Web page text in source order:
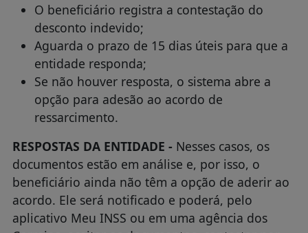
O beneficiário registra a contestação do
desconto indevido;
Aguarda o prazo de 15 dias úteis para que a
entidade responda;
Se não houver resposta, o sistema abre a
opção para adesão ao acordo de
ressarcimento.
RESPOSTAS DA ENTIDADE - Nesses casos, os
documentos estão em análise e, por isso, o
beneficiário ainda não têm a opção de aderir ao
acordo. Ele será notificado e poderá, pelo
aplicativo Meu INSS ou em uma agência dos